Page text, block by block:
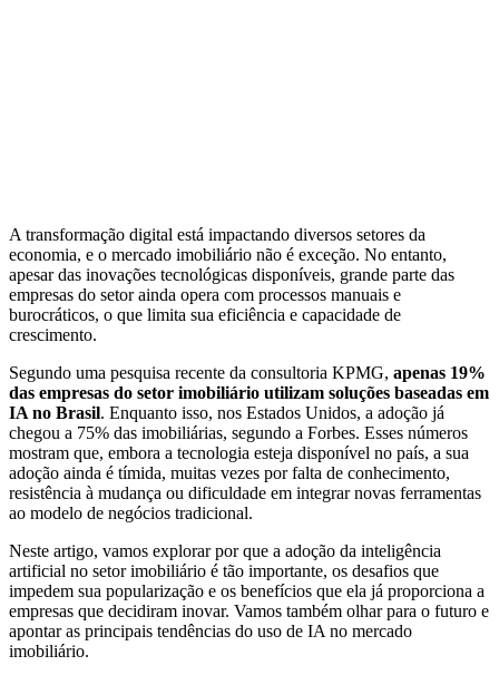
A transformação digital está impactando diversos setores da
economia, e o mercado imobiliário não é exceção. No entanto,
apesar das inovações tecnológicas disponíveis, grande parte das
empresas do setor ainda opera com processos manuais e
burocráticos, o que limita sua eficiência e capacidade de
crescimento.
Segundo uma pesquisa recente da consultoria KPMG, apenas 19%
das empresas do setor imobiliário utilizam soluções baseadas em
IA no Brasil. Enquanto isso, nos Estados Unidos, a adoção já
chegou a 75% das imobiliárias, segundo a Forbes. Esses números
mostram que, embora a tecnologia esteja disponível no país, a sua
adoção ainda é tímida, muitas vezes por falta de conhecimento,
resistência à mudança ou dificuldade em integrar novas ferramentas
ao modelo de negócios tradicional.
Neste artigo, vamos explorar por que a adoção da inteligência
artificial no setor imobiliário é tão importante, os desafios que
impedem sua popularização e os benefícios que ela já proporciona a
empresas que decidiram inovar. Vamos também olhar para o futuro e
apontar as principais tendências do uso de IA no mercado
imobiliário.